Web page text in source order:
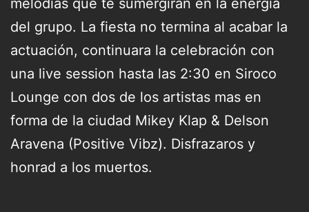
melodías que te sumergirán en la energía
del grupo. La fiesta no termina al acabar la
actuación, continuara la celebración con
una live session hasta las 2:30 en Siroco
Lounge con dos de los artistas mas en
forma de la ciudad Mikey Klap & Delson
Aravena (Positive Vibz). Disfrazaros y
honrad a los muertos.